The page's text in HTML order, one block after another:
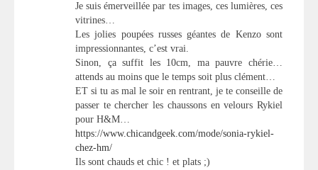
Je suis émerveillée par tes images, ces lumières, ces
vitrines…
Les jolies poupées russes géantes de Kenzo sont
impressionnantes, c’est vrai.
Sinon, ça suffit les 10cm, ma pauvre chérie…
attends au moins que le temps soit plus clément…
ET si tu as mal le soir en rentrant, je te conseille de
passer te chercher les chaussons en velours Rykiel
pour H&M…
https://www.chicandgeek.com/mode/sonia-rykiel-
chez-hm/
Ils sont chauds et chic ! et plats ;)